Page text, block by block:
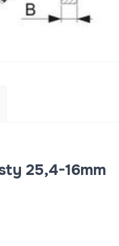
25,4-16mm